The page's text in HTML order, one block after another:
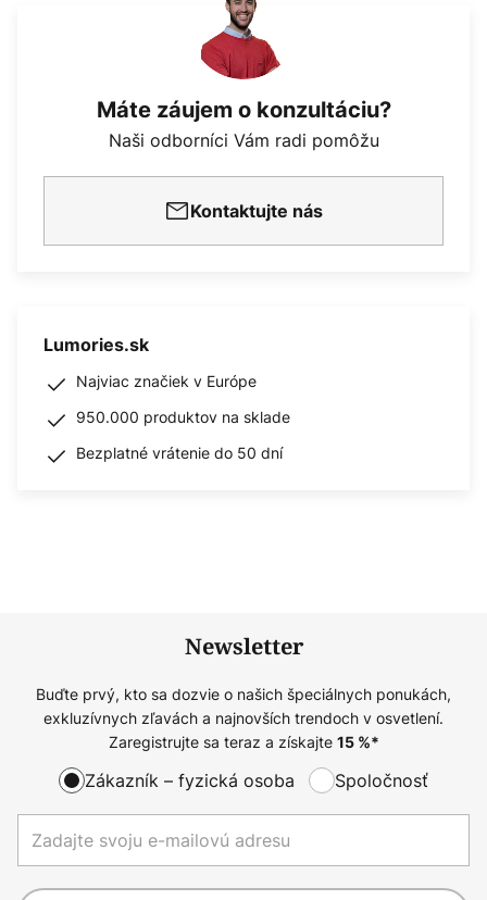
Máte záujem o konzultáciu?
Naši odborníci Vám radi pomôžu
Kontaktujte nás
Lumories.sk
Najviac značiek v Európe
950.000 produktov na sklade
Bezplatné vrátenie do 50 dní
Newsletter
Buďte prvý, kto sa dozvie o našich špeciálnych ponukách,
exkluzívnych zľavách a najnovších trendoch v osvetlení.
Zaregistrujte sa teraz a získajte 15%*
Zákazník – fyzická osoba Spoločnosť